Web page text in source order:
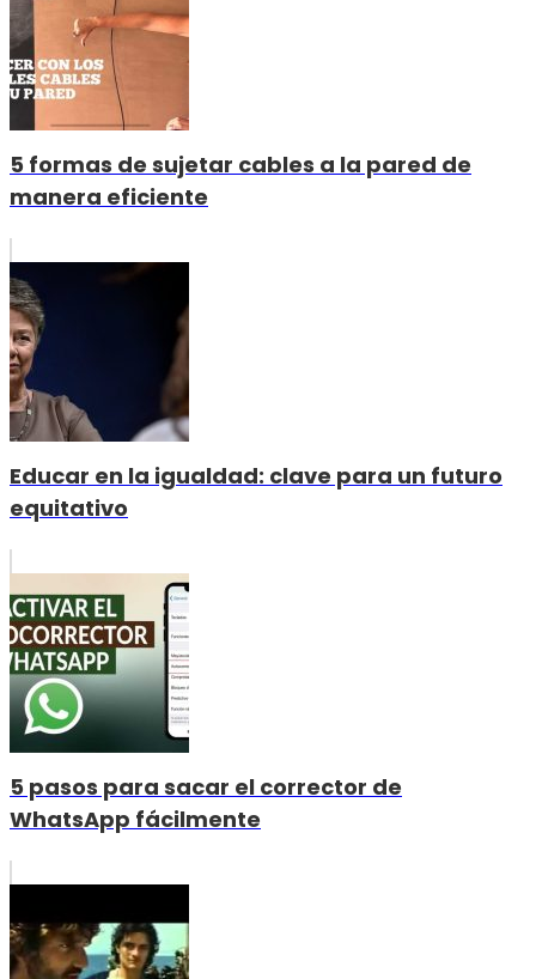
5 formas de sujetar cables a la pared de
manera eficiente
Educar en la igualdad: clave para un futuro
equitativo
5 pasos para sacar el corrector de
WhatsApp fácilmente